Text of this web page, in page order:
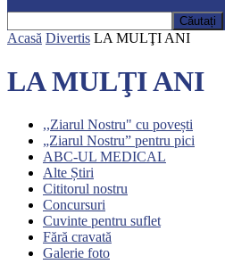
Acasă Divertis LA MULŢI ANI
LA MULŢI ANI
,,Ziarul Nostru" cu povești
„Ziarul Nostru” pentru pici
ABC-UL MEDICAL
Alte Știri
Cititorul nostru
Concursuri
Cuvinte pentru suflet
Fără cravată
Galerie foto